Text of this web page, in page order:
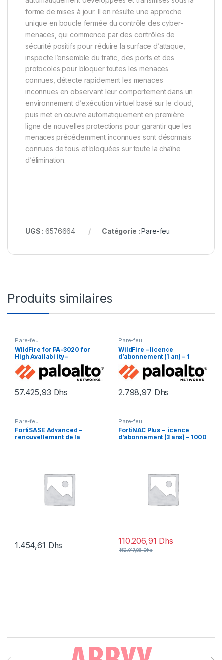
forme de mises à jour. Il en résulte une approche
unique en boucle fermée du contrôle des cyber-
menaces, qui commence par des contrôles de
sécurité positifs pour réduire la surface d’attaque,
inspecte l’ensemble du trafic, des ports et des
protocoles pour bloquer toutes les menaces
connues, détecte rapidement les menaces
inconnues en observant leur comportement dans un
environnement d’exécution virtuel basé sur le cloud,
puis met en œuvre automatiquement en première
ligne de nouvelles protections pour garantir que les
menaces précédemment inconnues sont désormais
connues de tous et bloquées sur toute la chaîne
d’élimination.
UGS :6576664 Catégorie :Pare-feu
Produits similaires
Pare-feu
WildFire for PA-3020 for
High Availability –
renouvellement de la
licence d’abonnement (1 an)
– 1 périphérique dans la
57.425,93 Dhs
Pare-feu
WildFire – licence
d’abonnement (1 an) – 1
périphérique
2.798,97 Dhs
Pare-feu
FortiSASE Advanced –
renouvellement de la
1.454,61 Dhs
Pare-feu
FortiNAC Plus – licence
d’abonnement (3 ans) – 1000
110.206,91 Dhs
152.017,86Dhs
Brands Carousel